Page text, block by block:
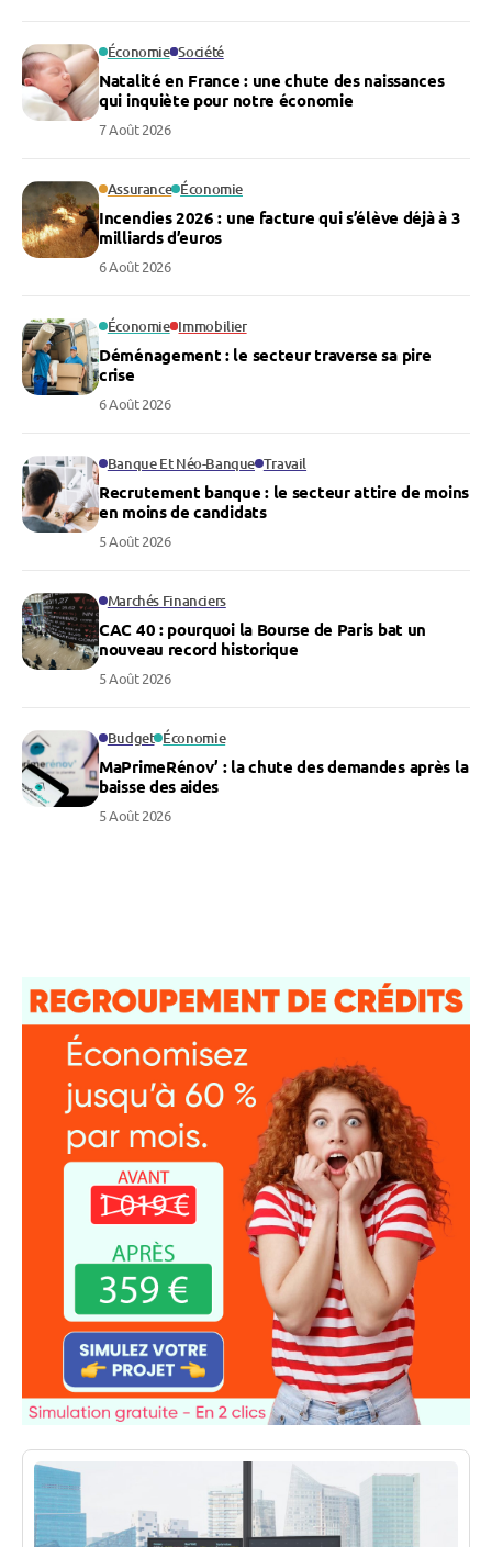
Économie Société
Natalité en France : une chute des naissances
qui inquiète pour notre économie
7 Août 2026
Assurance Économie
Incendies 2026 : une facture qui s’élève déjà à 3
milliards d’euros
6 Août 2026
Économie Immobilier
Déménagement : le secteur traverse sa pire
crise
6 Août 2026
Banque Et Néo-Banque Travail
Recrutement banque : le secteur attire de moins
en moins de candidats
5 Août 2026
Marchés Financiers
CAC 40 : pourquoi la Bourse de Paris bat un
nouveau record historique
5 Août 2026
Budget Économie
MaPrimeRénov’ : la chute des demandes après la
baisse des aides
5 Août 2026